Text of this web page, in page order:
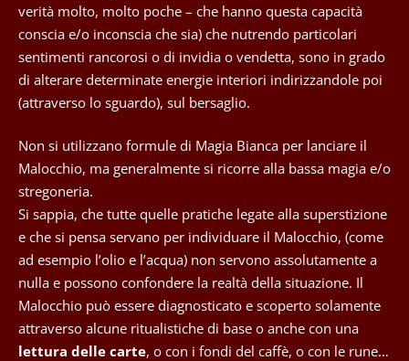
verità molto, molto poche – che hanno questa capacità
conscia e/o inconscia che sia) che nutrendo particolari
sentimenti rancorosi o di invidia o vendetta, sono in grado
di alterare determinate energie interiori indirizzandole poi
(attraverso lo sguardo), sul bersaglio.
Non si utilizzano formule di Magia Bianca per lanciare il
Malocchio, ma generalmente si ricorre alla bassa magia e/o
stregoneria.
Si sappia, che tutte quelle pratiche legate alla superstizione
e che si pensa servano per individuare il Malocchio, (come
ad esempio l’olio e l’acqua) non servono assolutamente a
nulla e possono confondere la realtà della situazione. Il
Malocchio può essere diagnosticato e scoperto solamente
attraverso alcune ritualistiche di base o anche con una
lettura delle carte, o con i fondi del caffè, o con le rune…